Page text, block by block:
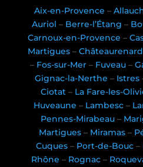
Aix-en-Provence –
Auriol – Berre-l’Étang –
Carnoux-en-Provence –
Martigues –Châteaurenard
– Fos-sur-Mer– Fuveau–
Gignac-la-Nerthe – Istres
Ciotat – La Fare-les-
Huveaune – Lambesc–
Pennes-Mirabeau –
Martigues– Miramas–
Cuques – Port-de-Bouc –
Rhône – Rognac –